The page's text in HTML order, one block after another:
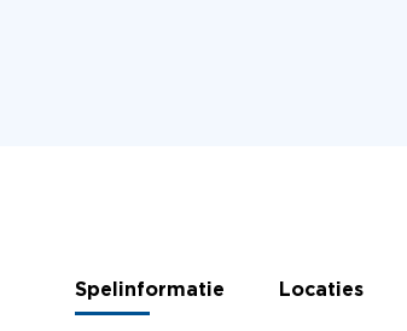
Spelinformatie Locaties